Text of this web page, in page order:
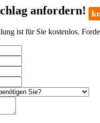
anfordern!
ist für Sie kostenlos.